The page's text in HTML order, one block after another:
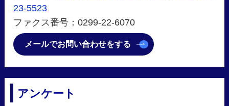
23-5523
ファクス番号：0299-22-6070
メールでお問い合わせをする
アンケート